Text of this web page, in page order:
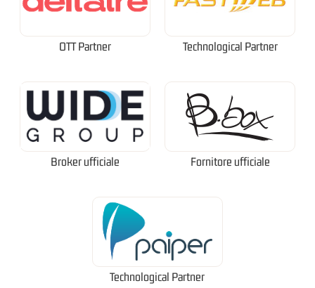
OTT Partner Technological Partner
Broker ufficiale Fornitore ufficiale
Technological Partner